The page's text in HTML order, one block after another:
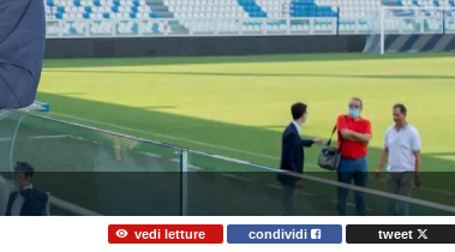
vedi letture condividi tweet